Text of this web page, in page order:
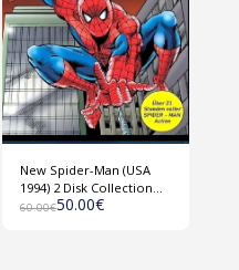
New Spider-Man (USA
1994) 2 Disk Collection
Blu Ray
60.00€50.00€